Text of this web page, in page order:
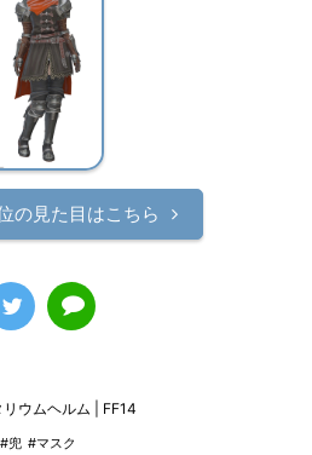
の見た目はこちら
リウムヘルム | FF14
#兜 #マスク